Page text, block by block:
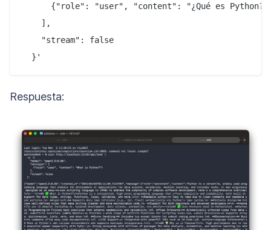
{"role": "user", "content": "¿Qué es
    ],
    "stream": false
Respuesta: